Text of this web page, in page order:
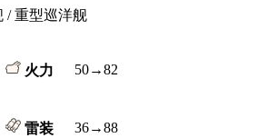
/ 重型巡洋舰
火力 50→82
雷装 36→88